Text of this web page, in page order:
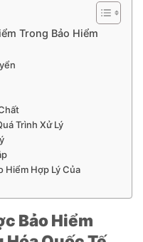
Trong Bảo Hiểm
Trình Xử Lý
Hiểm Hợp Lý Của
Bảo Hiểm